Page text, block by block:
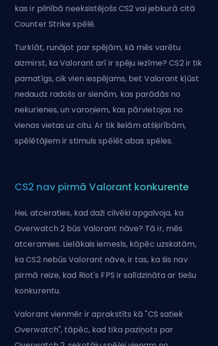
kas ir pilnībā neeksistējošs CS2 vai jebkurā citā
Counter Strike spēlē.
Turklāt, runājot par spējām, kā mēs varētu
aizmirst, ka Valorant arī ir spēju iezīme? CS2 ir tik
pamatīgs, cik vien iespējams, bet Valorant kļūst
nedaudz radošs ar sienām, kas parādās no
nekurienes, un varoņiem, kas pārvietojas no
vienas vietas uz citu. Ar tik lielām atšķirībām,
spēlētājiem ir stimuls spēlēt abas spēles.
CS2 nav pirmā Valorant konkurente
Hei, atceraties, kad daži cilvēki apgalvoja, ka
Overwatch 2 būs Valorant nāve? Tā ir, mēs
atceramies. Lielākais iemesls, kāpēc uzskatām,
ka CS2 nebūs Valorant nāve, ir tas, ka šis nav
pirmā reize, kad Riot's FPS ir salīdzināta ar tiešu
konkurentu.
Valorant vienmēr ir aprakstīts kā "CS satiek
Overwatch", tāpēc, kad tika paziņots par